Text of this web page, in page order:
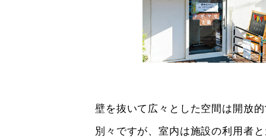
壁を抜いて広々とした空間は開放
別々ですが、室内は施設の利用者